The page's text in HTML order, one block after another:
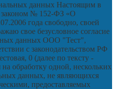
данных Настоящим в
законом № 152-ФЗ «О
года свободно, своей
свое безусловное согласие
данных ООО "Тест",
с законодательством РФ
0 (далее по тексту -
обработку одной, нескольких
данных, не являющихся
предоставляемых